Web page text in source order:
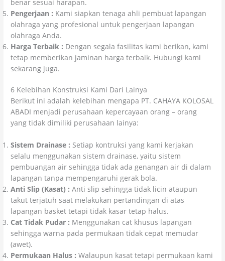
benar sesuai harapan.
Pengerjaan : Kami siapkan tenaga ahli pembuat lapangan
olahraga yang profesional untuk pengerjaan lapangan
olahraga Anda.
Harga Terbaik : Dengan segala fasilitas kami berikan, kami
tetap memberikan jaminan harga terbaik. Hubungi kami
sekarang juga.
6 Kelebihan Konstruksi Kami Dari Lainya
Berikut ini adalah kelebihan mengapa PT. CAHAYA KOLOSAL
ABADI menjadi perusahaan kepercayaan orang – orang
yang tidak dimiliki perusahaan lainya:
Sistem Drainase : Setiap kontruksi yang kami kerjakan
selalu menggunakan sistem drainase, yaitu sistem
pembuangan air sehingga tidak ada genangan air di dalam
lapangan tanpa mempengaruhi gerak bola.
Anti Slip (Kasat) : Anti slip sehingga tidak licin ataupun
takut terjatuh saat melakukan pertandingan di atas
lapangan basket tetapi tidak kasar tetap halus.
Cat Tidak Pudar : Menggunakan cat khusus lapangan
sehingga warna pada permukaan tidak cepat memudar
(awet).
Permukaan Halus : Walaupun kasat tetapi permukaan kami